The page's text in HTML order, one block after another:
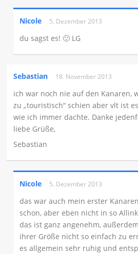
Nicole 5. Dezember 2013
du sagst es! 🙂 LG
Sebastian 18. November 2013
ich war noch nie auf den Kanaren,
zu „touristisch“ schien aber vlt ist
wie ich immer dachte. Danke
liebe Grüße,
Sebastian
Nicole 5. Dezember 2013
das war auch mein erster
schon, aber eben nicht in so
das ist ganz angenehm,
ihrer Größe nicht so einfach zu
es allgemein sehr ruhig und